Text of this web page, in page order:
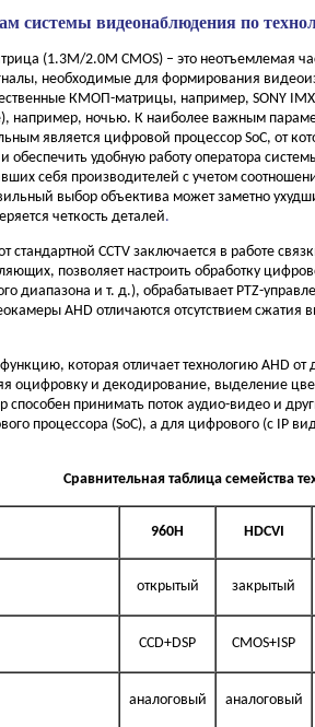
системы видеонаблюдения по
(1.3M/2.0M CMOS) – это неотъемлемая
необходимые для формирования
КМОП-матрицы, например, SONY
например, ночью. К наиболее важным
является цифровой процессор SoC, от
и обеспечить удобную работу оператора
себя производителей с учетом
выбор объектива может заметно
четкость деталей.
CCTV заключается в работе
позволяет настроить обработку
диапазона и т. д.), обрабатывает PTZ-
AHD отличаются отсутствием
которая отличает технологию AHD
оцифровку и декодирование, выделение
способен принимать поток аудио-видео и
процессора (SoC), а для цифрового (c IP
Сравнительная таблица семейства
960Н HDCVI
открытый закрытый
CCD+DSP CMOS+ISP
аналоговый аналоговый